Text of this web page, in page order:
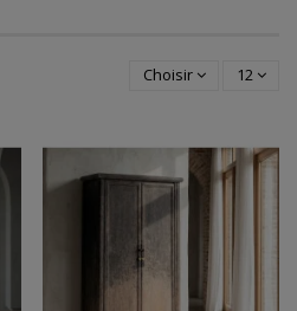
Choisir 12